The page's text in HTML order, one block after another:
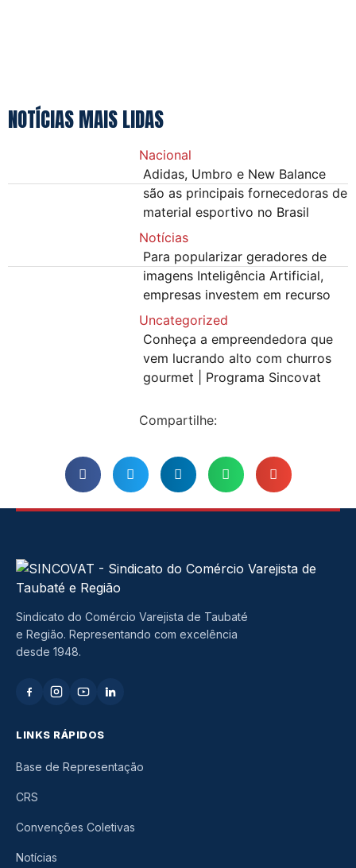
NOTÍCIAS MAIS LIDAS
Nacional
Adidas, Umbro e New Balance
são as principais fornecedoras de
material esportivo no Brasil
Notícias
Para popularizar geradores de
imagens Inteligência Artificial,
empresas investem em recurso
Uncategorized
Conheça a empreendedora que
vem lucrando alto com churros
gourmet | Programa Sincovat
Compartilhe:
Sindicato do Comércio Varejista de Taubaté
e Região. Representando com excelência
desde 1948.
LINKS RÁPIDOS
Base de Representação
CRS
Convenções Coletivas
Notícias